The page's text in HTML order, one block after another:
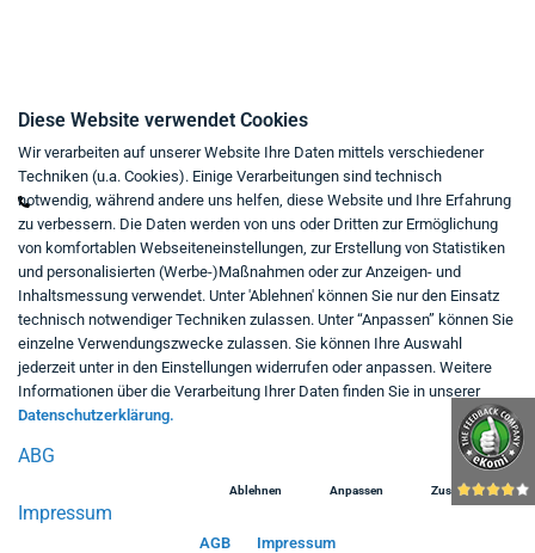
Mo - Fr von 9:00 bis 18:00 Uhr
+49 234 333 6721-0
shop@think-about.it
Kontaktieren Sie uns
Folgen Sie uns:
in
Diese Website verwendet Cookies
Wir verarbeiten auf unserer Website Ihre Daten mittels verschiedener
Techniken (u.a. Cookies). Einige Verarbeitungen sind technisch
notwendig, während andere uns helfen, diese Website und Ihre Erfahrung
zu verbessern. Die Daten werden von uns oder Dritten zur Ermöglichung
von komfortablen Webseiteneinstellungen, zur Erstellung von Statistiken
und personalisierten (Werbe-)Maßnahmen oder zur Anzeigen- und
Inhaltsmessung verwendet. Unter 'Ablehnen' können Sie nur den Einsatz
technisch notwendiger Techniken zulassen. Unter “Anpassen” können Sie
einzelne Verwendungszwecke zulassen. Sie können Ihre Auswahl
jederzeit unter in den Einstellungen widerrufen oder anpassen. Weitere
Informationen über die Verarbeitung Ihrer Daten finden Sie in unserer
Datenschutzerklärung.
Ablehnen Anpassen Zustimmen
AGB Impressum
ABG
Impressum